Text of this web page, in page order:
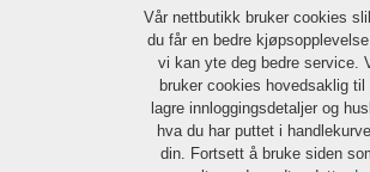
Vår nettbutikk bruker cookies
du får en bedre
vi kan yte deg bedre service.
bruker cookies hovedsaklig til
lagre innloggingsdetaljer og
hva du har puttet i
din. Fortsett å bruke siden